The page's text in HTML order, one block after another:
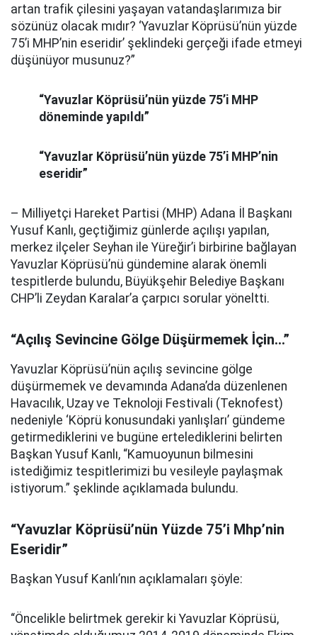
artan trafik çilesini yaşayan vatandaşlarımıza bir
sözünüz olacak mıdır? ‘Yavuzlar Köprüsü’nün yüzde
75’i MHP’nin eseridir’ şeklindeki gerçeği ifade etmeyi
düşünüyor musunuz?”
“Yavuzlar Köprüsü’nün yüzde 75’i MHP
döneminde yapıldı”
“Yavuzlar Köprüsü’nün yüzde 75’i MHP’nin
eseridir”
– Milliyetçi Hareket Partisi (MHP) Adana İl Başkanı
Yusuf Kanlı, geçtiğimiz günlerde açılışı yapılan,
merkez ilçeler Seyhan ile Yüreğir’i birbirine bağlayan
Yavuzlar Köprüsü’nü gündemine alarak önemli
tespitlerde bulundu, Büyükşehir Belediye Başkanı
CHP’li Zeydan Karalar’a çarpıcı sorular yöneltti.
“Açılış Sevincine Gölge Düşürmemek İçin…”
Yavuzlar Köprüsü’nün açılış sevincine gölge
düşürmemek ve devamında Adana’da düzenlenen
Havacılık, Uzay ve Teknoloji Festivali (Teknofest)
nedeniyle ‘Köprü konusundaki yanlışları’ gündeme
getirmediklerini ve bugüne ertelediklerini belirten
Başkan Yusuf Kanlı, “Kamuoyunun bilmesini
istediğimiz tespitlerimizi bu vesileyle paylaşmak
istiyorum.” şeklinde açıklamada bulundu.
“Yavuzlar Köprüsü’nün Yüzde 75’i Mhp’nin
Eseridir”
Başkan Yusuf Kanlı’nın açıklamaları şöyle:
“Öncelikle belirtmek gerekir ki Yavuzlar Köprüsü,